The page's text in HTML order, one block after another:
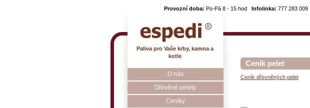
Provozní doba: Po-Pá 8 - 15 hod Infolinka: 777 283 009
Paliva pro Vaše krby, kamna a
kotle
O nás
Dřevěné pelety
Ceníky
Ceník pelet
Ceník dřevněných pelet